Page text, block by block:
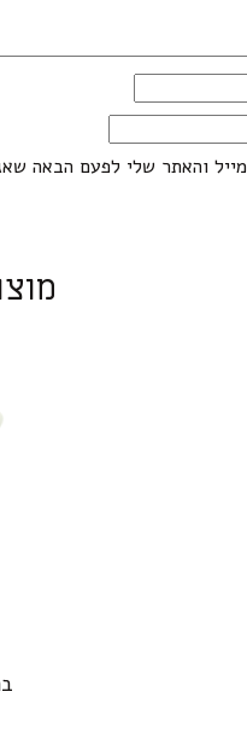
והאתר שלי לפעם הבאה